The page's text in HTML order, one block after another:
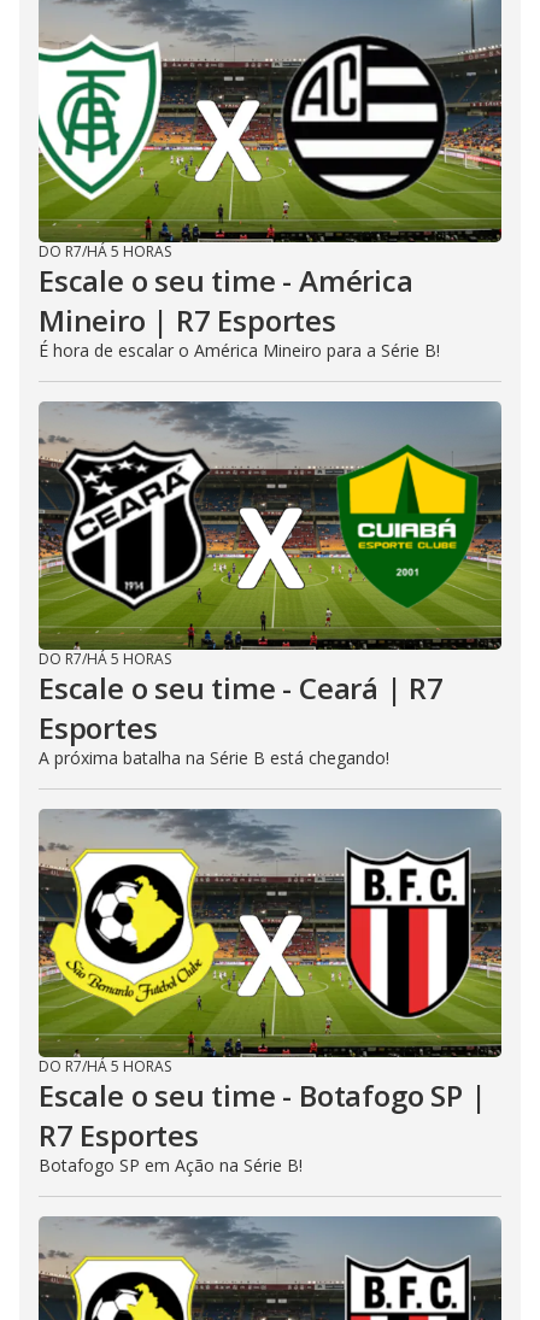
DO R7/HÁ 5 HORAS
Escale o seu time - América
Mineiro | R7 Esportes
É hora de escalar o América Mineiro para a Série B!
DO R7/HÁ 5 HORAS
Escale o seu time - Ceará | R7
Esportes
A próxima batalha na Série B está chegando!
DO R7/HÁ 5 HORAS
Escale o seu time - Botafogo SP |
R7 Esportes
Botafogo SP em Ação na Série B!